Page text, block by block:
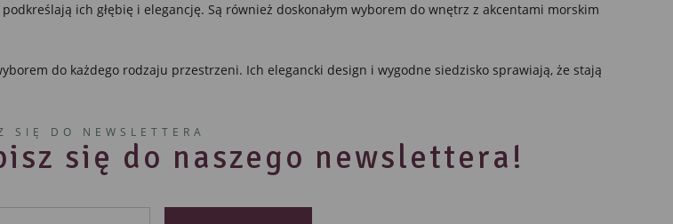
ich głębię i elegancję. Są również doskonałym wyborem do wnętrz z akcentami morskim
do każdego rodzaju przestrzeni. Ich elegancki design i wygodne siedzisko sprawiają, że stają
SIĘ DO NEWSLETTERA
się do naszego newslettera!